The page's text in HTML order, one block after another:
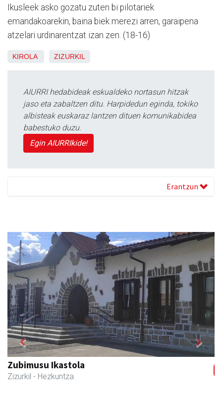
Ikusleek asko gozatu zuten bi pilotariek
emandakoarekin, baina biek merezi arren, garaipena
atzelari urdinarentzat izan zen. (18-16)
KIROLA ZIZURKIL
AIURRI hedabideak eskualdeko nortasun hitzak
jaso eta zabaltzen ditu. Harpidedun eginda, tokiko
albisteak euskaraz lantzen dituen komunikabidea
babestuko duzu.
Egin AIURRIkide!
Erantzun
Zubimusu Ikastola
Zizurkil - Hezkuntza
Previous Next